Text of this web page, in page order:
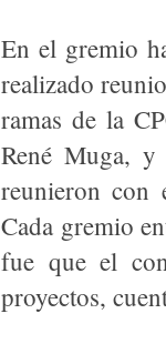
En el gremio
realizado
ramas de la
René Muga, y
reunieron con
Cada gremio
fue que el
proyectos,